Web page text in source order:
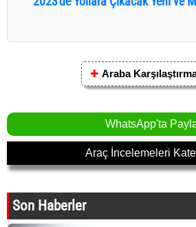
✚ Araba
WhatsApp'ta
Araç İncelemeleri
Son Haberler